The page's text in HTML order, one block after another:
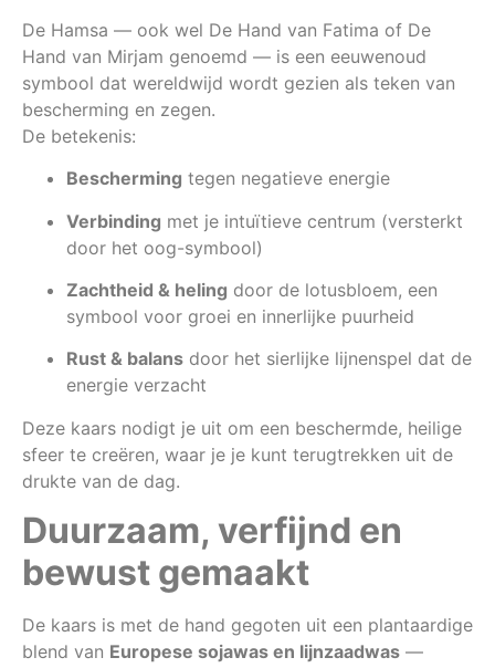
De Hamsa — ook wel De Hand van Fatima of De
Hand van Mirjam genoemd — is een eeuwenoud
symbool dat wereldwijd wordt gezien als teken van
bescherming en zegen.
De betekenis:
Bescherming tegen negatieve energie
Verbinding met je intuïtieve centrum (versterkt
door het oog-symbool)
Zachtheid & heling door de lotusbloem, een
symbool voor groei en innerlijke puurheid
Rust & balans door het sierlijke lijnenspel dat de
energie verzacht
Deze kaars nodigt je uit om een beschermde, heilige
sfeer te creëren, waar je je kunt terugtrekken uit de
drukte van de dag.
Duurzaam, verfijnd en
bewust gemaakt
De kaars is met de hand gegoten uit een plantaardige
blend van Europese sojawas en lijnzaadwas —